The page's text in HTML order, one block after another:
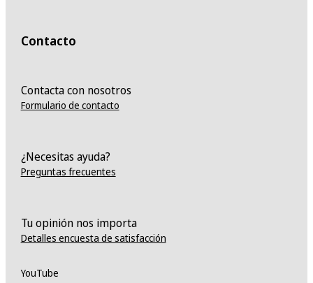
Contacto
Contacta con nosotros
Formulario de contacto
¿Necesitas ayuda?
Preguntas frecuentes
Tu opinión nos importa
Detalles encuesta de satisfacción
YouTube